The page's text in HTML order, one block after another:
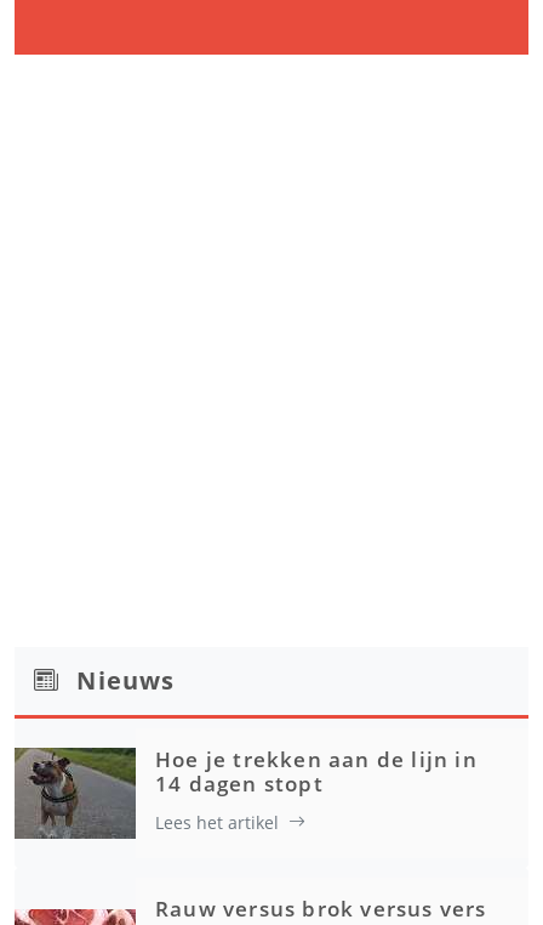
Nieuws
Hoe je trekken aan de lijn in
14 dagen stopt
Lees het artikel
Rauw versus brok versus vers